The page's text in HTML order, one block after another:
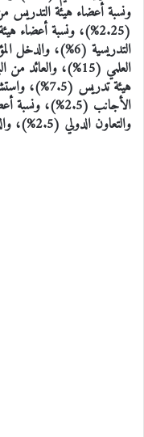
ونسبة أعضاء هيئة التدريس
(2.25%)، ونسبة أعضاء
والتعاون الدولي (2.5%)، والدخل من الصناعة وجذب التمويل (7.5%).